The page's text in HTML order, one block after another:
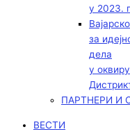
у 2023.
за
дела
у
ПАРТНЕРИ И
ВЕСТИ